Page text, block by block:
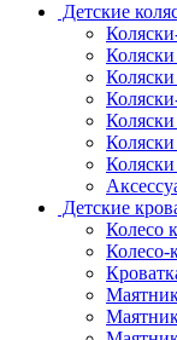
Детские
Коляски
Коляски
Коляски
Детские
Колесо
Колесо-